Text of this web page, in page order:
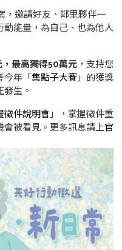
，邀請好友、鄰里夥伴一
能量，為自己、也為他人
最高獨得50萬元 ，支持您
今年「集點子大賽」的獲獎
生。
徵件說明會」，掌握徵件重
被看見。更多訊息請上官